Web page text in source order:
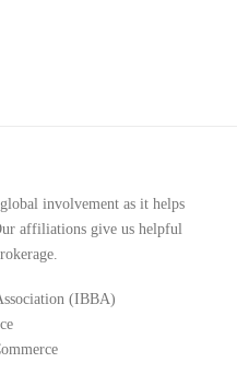
involvement as it helps
affiliations give us helpful
(IBBA)